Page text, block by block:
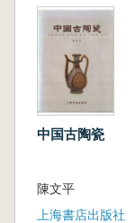
中国古陶瓷
陳文平
上海書店出版社